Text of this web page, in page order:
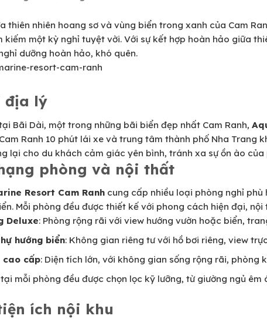
thiên nhiên hoang sơ và vùng biển trong xanh của Cam
kiếm một kỳ nghỉ tuyệt vời. Với sự kết hợp hoàn hảo giữa
dưỡng hoàn hảo, khó quên.
địa lý
Bãi Dài, một trong những bãi biển đẹp nhất Cam Ranh,
Ranh 10 phút lái xe và trung tâm thành phố Nha
lại cho du khách cảm giác yên bình, tránh xa sự ồn ào của
phòng và nội thất
Resort Cam Ranh cung cấp nhiều loại phòng nghỉ
Mỗi phòng đều được thiết kế với phong cách hiện đại,
Deluxe: Phòng rộng rãi với view hướng vườn hoặc biển,
hướng biển: Không gian riêng tư với hồ bơi riêng, view
cao cấp: Diện tích lớn, với không gian sống rộng rãi, phòng
mỗi phòng đều được chọn lọc kỹ lưỡng, từ giường ngủ
ích nội khu